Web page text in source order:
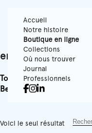
Accueil
Notre histoire
Boutique en ligne
Collections
Où nous trouver
Journal
Professionnels
envelope recycle
Tous Papiers Peints Texturés
Best-sellersAccessoires
Voici le seul résultat